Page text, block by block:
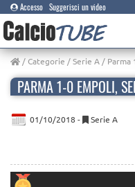
Accesso Suggerisci un video
/Categorie /Serie A/ Parma
PARMA 1-0 EMPOLI,
01/10/2018 - Serie A